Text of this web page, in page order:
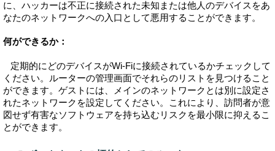
に、ハッカーは不正に接続された未知または他人のデバイスをあ
なたのネットワークへの入口として悪用することができます。
何ができるか：
定期的にどのデバイスがWi-Fiに接続されているかチェックして
ください。ルーターの管理画面でそれらのリストを見つけること
ができます。ゲストには、メインのネットワークとは別に設定さ
れたネットワークを設定してください。これにより、訪問者が意
図せず有害なソフトウェアを持ち込むリスクを最小限に抑えるこ
とができます。